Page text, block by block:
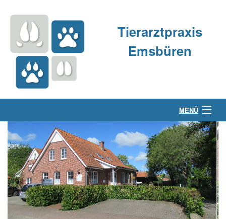
Tierarztpraxis
Emsbüren
MENÜ
Über uns
Kleintierpraxis
Großtierpraxis
Kontakt & Anfahrt